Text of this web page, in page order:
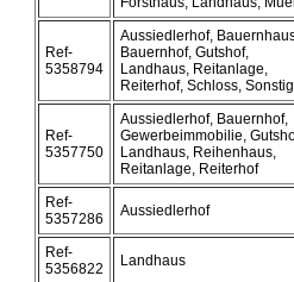
Ref-
5358794
Aussiedlerhof,
Bauernhof, Gutshof,
Landhaus, Reitanlage,
Reiterhof, Schloss,
Ref-
5357750
Aussiedlerhof, Bauernhof,
Gewerbeimmobilie,
Landhaus, Reihenhaus,
Reitanlage, Reiterhof
Ref-
5357286
Aussiedlerhof
Ref-
5356822
Landhaus